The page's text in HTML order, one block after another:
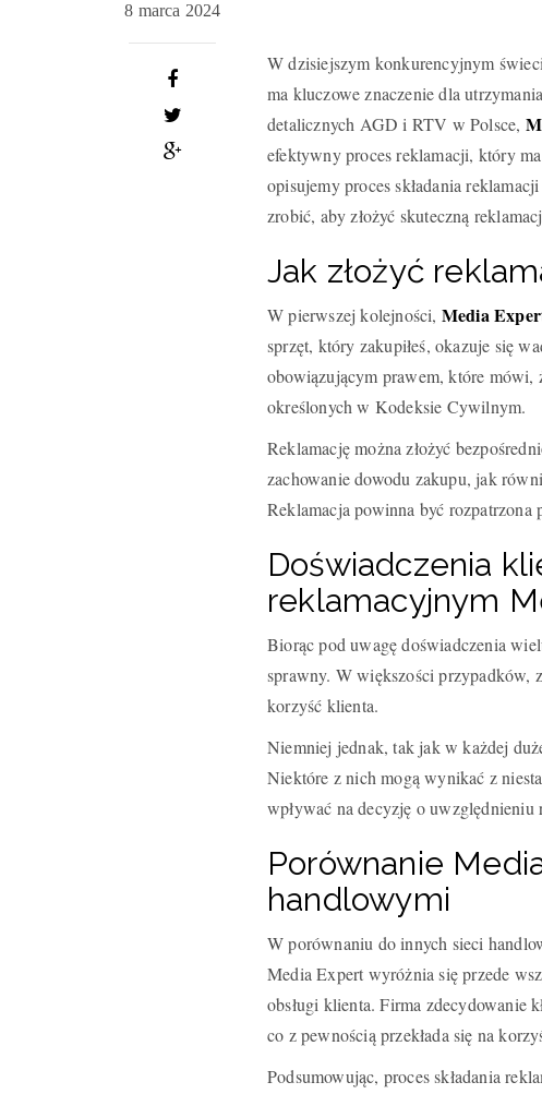
8 marca 2024
W dzisiejszym konkurencyjnym
ma kluczowe znaczenie dla
detalicznych AGD i RTV w Polsce,
efektywny proces reklamacji, który
opisujemy proces składania
zrobić, aby złożyć skuteczną
Jak złożyć
W pierwszej kolejności, Media
sprzęt, który zakupiłeś, okazuje się
obowiązującym prawem, które mówi,
określonych w Kodeksie Cywilnym.
Reklamację można złożyć
zachowanie dowodu zakupu, jak
Reklamacja powinna być rozpatrzona
Doświadczenia
reklamacyjnym
Biorąc pod uwagę doświadczenia
sprawny. W większości przypadków,
korzyść klienta.
Niemniej jednak, tak jak w każdej
Niektóre z nich mogą wynikać z
wpływać na decyzję o uwzględnieniu
Porównanie
handlowymi
W porównaniu do innych sieci
Media Expert wyróżnia się przede
obsługi klienta. Firma zdecydowanie
co z pewnością przekłada się na
Podsumowując, proces składania